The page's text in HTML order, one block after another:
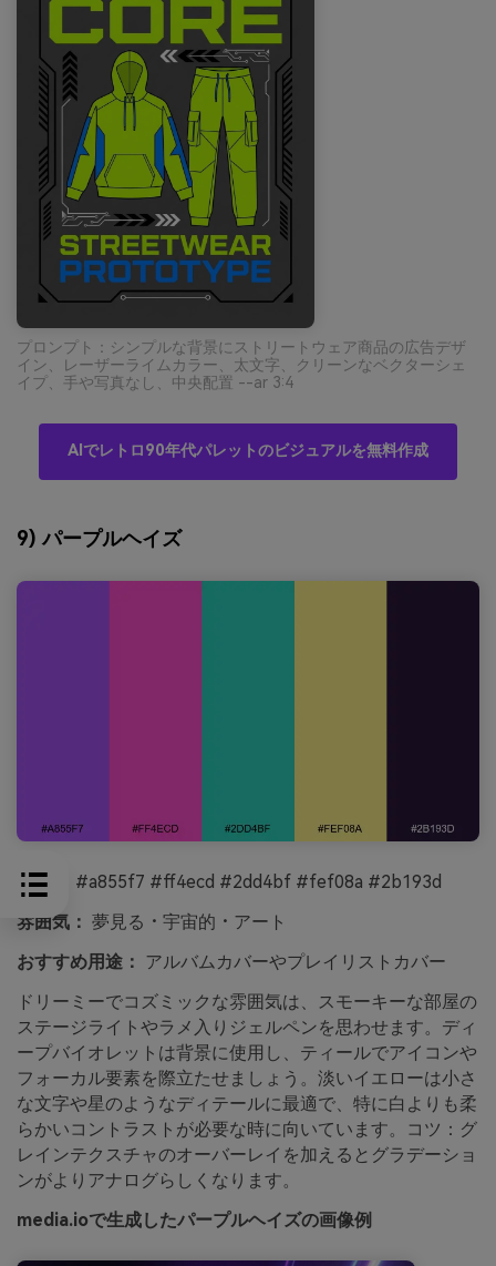
プロンプト：シンプルな背景にストリートウェア商品の広告デザ
イン、レーザーライムカラー、太文字、クリーンなベクターシェ
イプ、手や写真なし、中央配置 --ar 3:4
AIでレトロ90年代パレットのビジュアルを無料作成
9) パープルヘイズ
HEX：
#a855f7 #ff4ecd #2dd4bf #fef08a #2b193d
雰囲気： 夢見る・宇宙的・アート
おすすめ用途： アルバムカバーやプレイリストカバー
ドリーミーでコズミックな雰囲気は、スモーキーな部屋の
ステージライトやラメ入りジェルペンを思わせます。ディ
ープバイオレットは背景に使用し、ティールでアイコンや
フォーカル要素を際立たせましょう。淡いイエローは小さ
な文字や星のようなディテールに最適で、特に白よりも柔
らかいコントラストが必要な時に向いています。コツ：グ
レインテクスチャのオーバーレイを加えるとグラデーショ
ンがよりアナログらしくなります。
media.ioで生成したパープルヘイズの画像例